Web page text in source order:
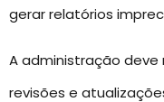
gerar relatórios
A administração
revisões e